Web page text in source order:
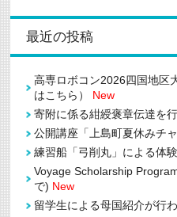
最近の投稿
高専ロボコン2026四国地区
はこちら） New
寄附に係る紺綬褒章伝達を
公開講座「上島町夏休みチ
練習船「弓削丸」による体
Voyage Scholarship
で) New
留学生による母国紹介が行